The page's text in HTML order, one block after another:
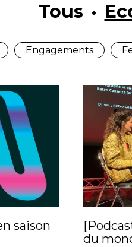
Tous
Engagements
saison
du